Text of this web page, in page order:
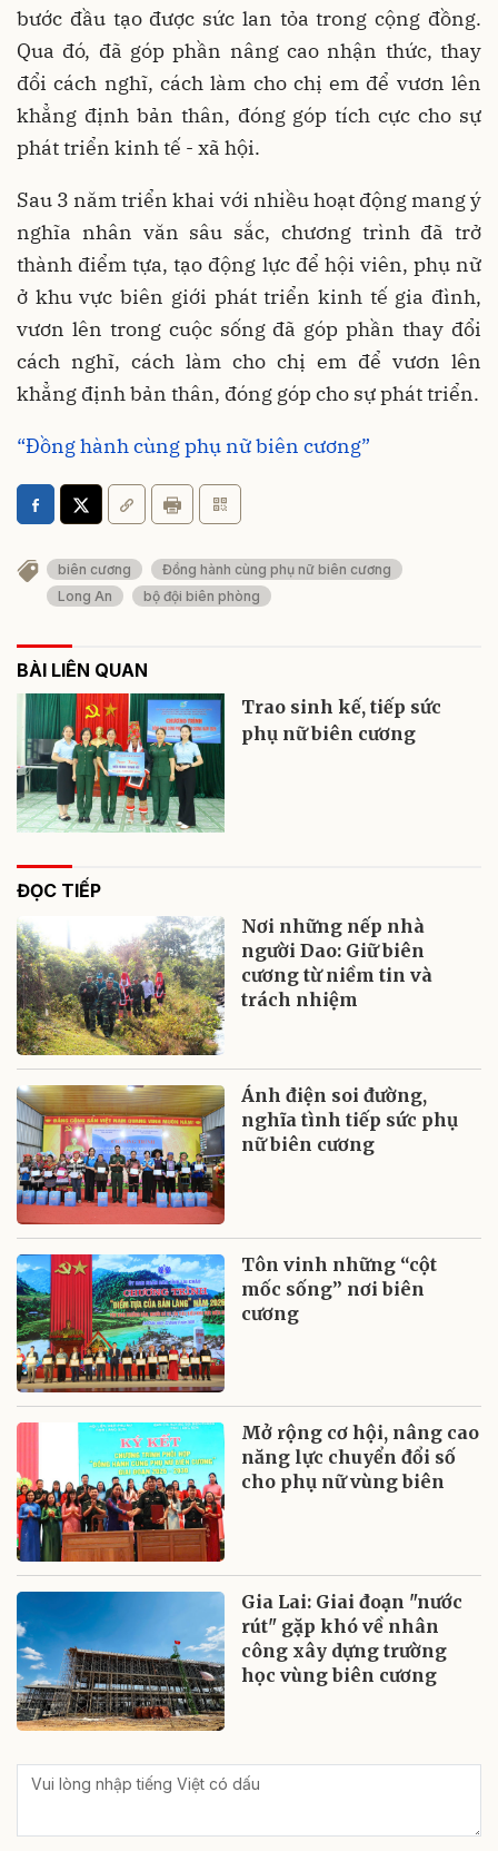
bước đầu tạo được sức lan tỏa trong cộng đồng.
Qua đó, đã góp phần nâng cao nhận thức, thay
đổi cách nghĩ, cách làm cho chị em để vươn lên
khẳng định bản thân, đóng góp tích cực cho sự
phát triển kinh tế - xã hội.
Sau 3 năm triển khai với nhiều hoạt động mang ý
nghĩa nhân văn sâu sắc, chương trình đã trở
thành điểm tựa, tạo động lực để hội viên, phụ nữ
ở khu vực biên giới phát triển kinh tế gia đình,
vươn lên trong cuộc sống đã góp phần thay đổi
cách nghĩ, cách làm cho chị em để vươn lên
khẳng định bản thân, đóng góp cho sự phát triển.
“Đồng hành cùng phụ nữ biên cương”
biên cương
Đồng hành cùng phụ nữ biên cương
Long An
bộ đội biên phòng
BÀI LIÊN QUAN
Trao sinh kế, tiếp sức
phụ nữ biên cương
ĐỌC TIẾP
Nơi những nếp nhà
người Dao: Giữ biên
cương từ niềm tin và
trách nhiệm
Ánh điện soi đường,
nghĩa tình tiếp sức phụ
nữ biên cương
Tôn vinh những “cột
mốc sống” nơi biên
cương
Mở rộng cơ hội, nâng cao
năng lực chuyển đổi số
cho phụ nữ vùng biên
Gia Lai: Giai đoạn "nước
rút" gặp khó về nhân
công xây dựng trường
học vùng biên cương